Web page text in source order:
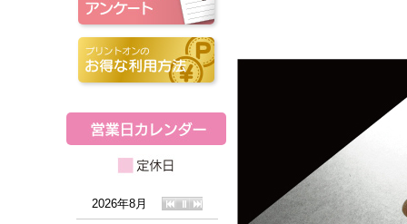
2026年8月